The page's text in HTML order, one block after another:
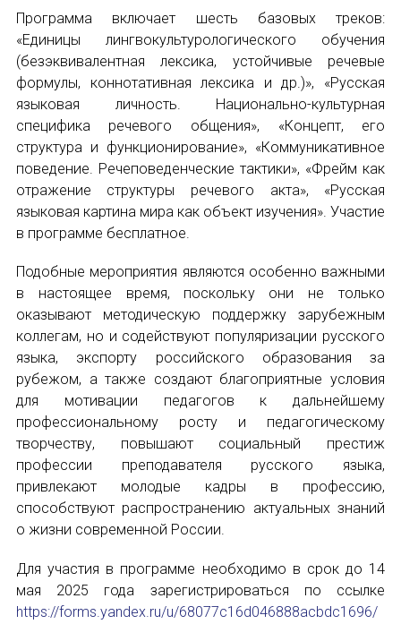
Комплексное исследование
Международный форум TERRA RUSISTICA в
«Вопросы русского языка в юридических
Конференция по переводу в Малаге
«Дар речи: развитие языковой способности
Год Ф.М. Достоевского: обзор мероприятий
Международный образовательно-
Форум в Гаване «Русская литература в
Мобильное приложение TORFL GO
БИБЛИОТЕКА МАПРЯЛ
+7 953 347-74-80
info@mapryal.org
Программа включает шесть базовых треков:
«Единицы лингвокультурологического обучения
(безэквивалентная лексика, устойчивые речевые
формулы, коннотативная лексика и др.)», «Русская
языковая личность. Национально-культурная
специфика речевого общения», «Концепт, его
структура и функционирование», «Коммуникативное
поведение. Речеповеденческие тактики», «Фрейм как
отражение структуры речевого акта», «Русская
языковая картина мира как объект изучения». Участие
в программе бесплатное.
Подобные мероприятия являются особенно важными
в настоящее время, поскольку они не только
оказывают методическую поддержку зарубежным
коллегам, но и содействуют популяризации русского
языка, экспорту российского образования за
рубежом, а также создают благоприятные условия
для мотивации педагогов к дальнейшему
профессиональному росту и педагогическому
творчеству, повышают социальный престиж
профессии преподавателя русского языка,
привлекают молодые кадры в профессию,
способствуют распространению актуальных знаний
о жизни современной России.
Для участия в программе необходимо в срок до 14
мая 2025 года зарегистрироваться по ссылке
https://forms.yandex.ru/u/68077c16d046888acbdc1696/
Отправить
E-MAIL
Подписаться